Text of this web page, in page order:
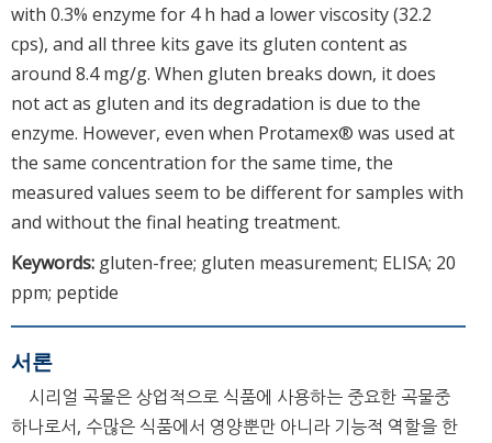
with 0.3% enzyme for 4 h had a lower viscosity (32.2
cps), and all three kits gave its gluten content as
around 8.4 mg/g. When gluten breaks down, it does
not act as gluten and its degradation is due to the
enzyme. However, even when Protamex® was used at
the same concentration for the same time, the
measured values seem to be different for samples with
and without the final heating treatment.
Keywords: gluten-free; gluten measurement; ELISA; 20
ppm; peptide
서론
시리얼 곡물은 상업적으로 식품에 사용하는 중요한 곡물중
하나로서, 수많은 식품에서 영양뿐만 아니라 기능적 역할을 한